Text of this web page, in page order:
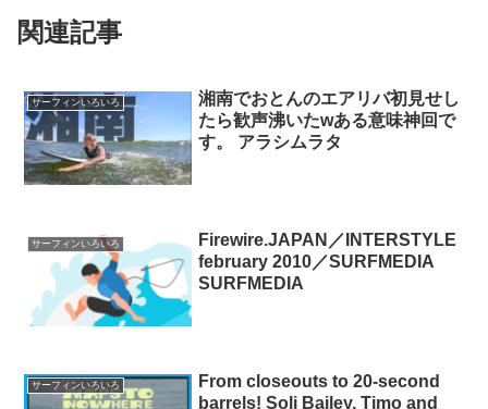
関連記事
サーフィンいろいろ
湘南でおとんのエアリバ初見せし
たら歓声沸いたwある意味神回で
す。 アラシムラタ
サーフィンいろいろ
Firewire.JAPAN／INTERSTYLE
february 2010／SURFMEDIA
SURFMEDIA
サーフィンいろいろ
From closeouts to 20-second
barrels! Soli Bailey, Timo and